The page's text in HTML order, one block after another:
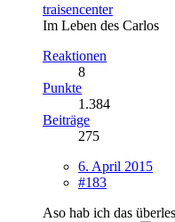
traisencenter
Im Leben des Carlos
Reaktionen
8
Punkte
1.384
Beiträge
275
6. April 2015
#183
Aso hab ich das